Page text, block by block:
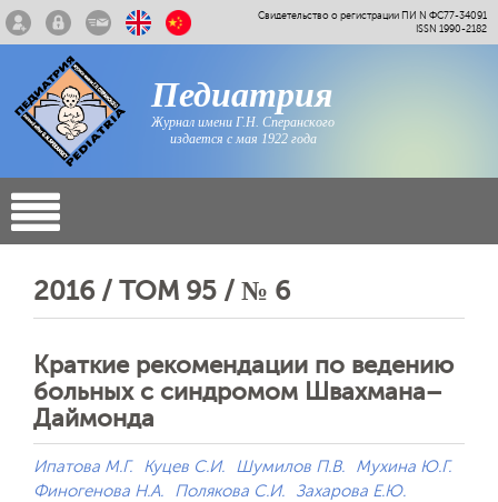
Свидетельство о регистрации ПИ N ФС77-34091
ISSN 1990-2182
Педиатрия
Журнал имени Г.Н. Сперанского
издается с мая 1922 года
2016 / ТОМ 95 / № 6
Краткие рекомендации по ведению
больных с синдромом Швахмана–
Даймонда
Ипатова М.Г. Куцев С.И. Шумилов П.В.
Мухина Ю.Г.
Финогенова Н.А.
Полякова С.И.
Захарова Е.Ю.